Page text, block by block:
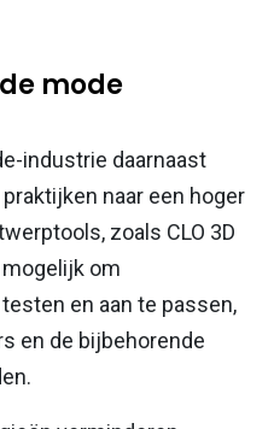
mode
industrie daarnaast
naar een hoger
zoals CLO 3D
om
en aan te passen,
en de bijbehorende